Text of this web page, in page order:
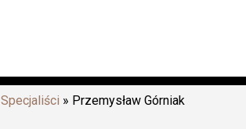
Specjaliści » Przemysław Górniak